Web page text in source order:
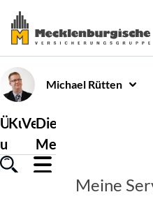
Michael Rütten
Über
uns
Kundenservice
Versicherungen
Die
Mecklenburgische
Meine